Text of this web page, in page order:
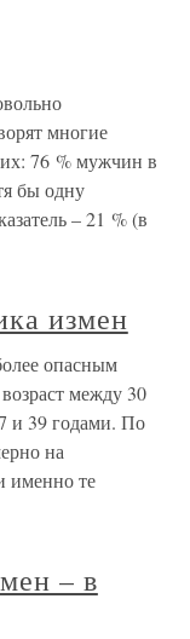
многие
76 % мужчин в
бы одну
– 21 % (в
измен
опасным
между 30
и 39 годами. По
на
именно те
– в